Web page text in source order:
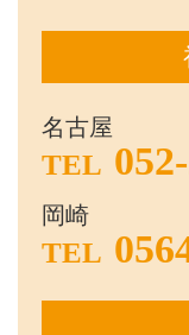
名古屋
TEL
岡崎
TEL